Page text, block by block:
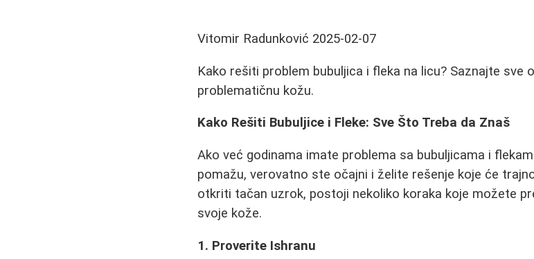
Vitomir Radunković 2025-02-07
Kako rešiti problem bubuljica i fleka na licu? Saznajte sve
problematičnu kožu.
Kako Rešiti Bubuljice i Fleke: Sve Što Treba da Znaš
Ako već godinama imate problema sa bubuljicama i
pomažu, verovatno ste očajni i želite rešenje koje će
otkriti tačan uzrok, postoji nekoliko koraka koje možete
svoje kože.
1. Proverite Ishranu